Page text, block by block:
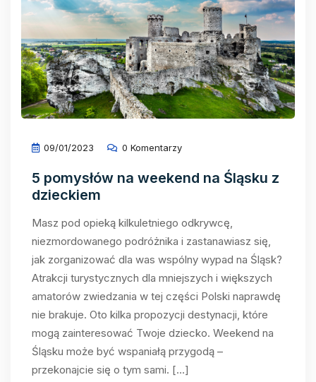
09/01/2023 0 Komentarzy
5 pomysłów na weekend na Śląsku z
dzieckiem
Masz pod opieką kilkuletniego odkrywcę,
niezmordowanego podróżnika i zastanawiasz się,
jak zorganizować dla was wspólny wypad na Śląsk?
Atrakcji turystycznych dla mniejszych i większych
amatorów zwiedzania w tej części Polski naprawdę
nie brakuje. Oto kilka propozycji destynacji, które
mogą zainteresować Twoje dziecko. Weekend na
Śląsku może być wspaniałą przygodą –
przekonajcie się o tym sami. […]